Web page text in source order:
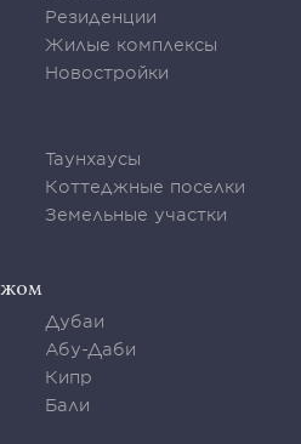
Резиденции
Жилые комплексы
Новостройки
Таунхаусы
Коттеджные поселки
Земельные участки
Дубаи
Абу-Даби
Кипр
Бали